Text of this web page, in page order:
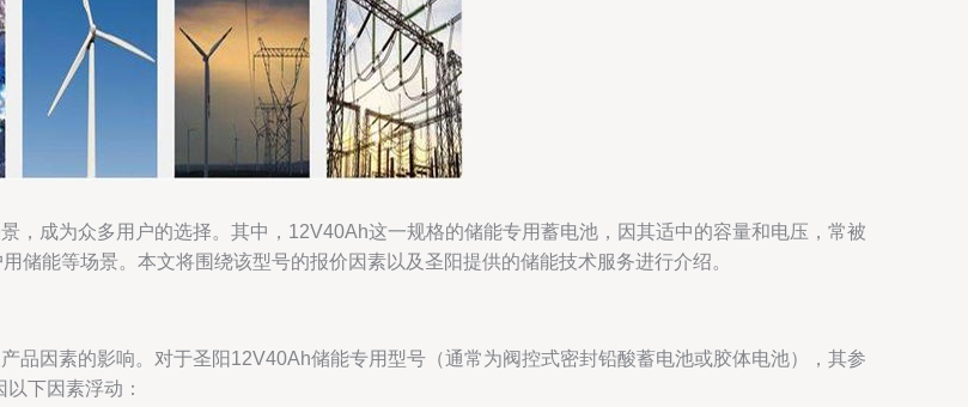
，成为众多用户的选择。其中，12V40Ah这一规格的储能专用蓄电池，因其适中的容量和电压，常被
储能等场景。本文将围绕该型号的报价因素以及圣阳提供的储能技术服务进行介绍。
品因素的影响。对于圣阳12V40Ah储能专用型号（通常为阀控式密封铅酸蓄电池或胶体电池），其参
下因素浮动：